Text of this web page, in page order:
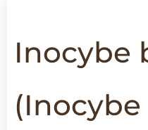
Inocybe
(Inocybe